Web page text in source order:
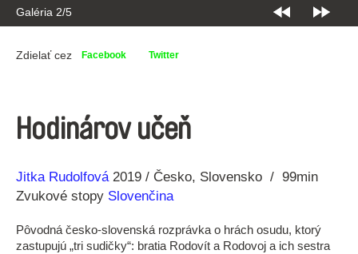
Galéria 2/5
Zdielať cez Facebook Twitter
Hodinárov učeň
Réžia
Jitka Rudolfová
Rok
výroby
2019 Česko Slovensko
99min
Zvukové stopy Slovenčina
Pôvodná česko-slovenská rozprávka o hrách osudu, ktorý
zastupujú „tri sudičky“: bratia Rodovít a Rodovoj a ich sestra